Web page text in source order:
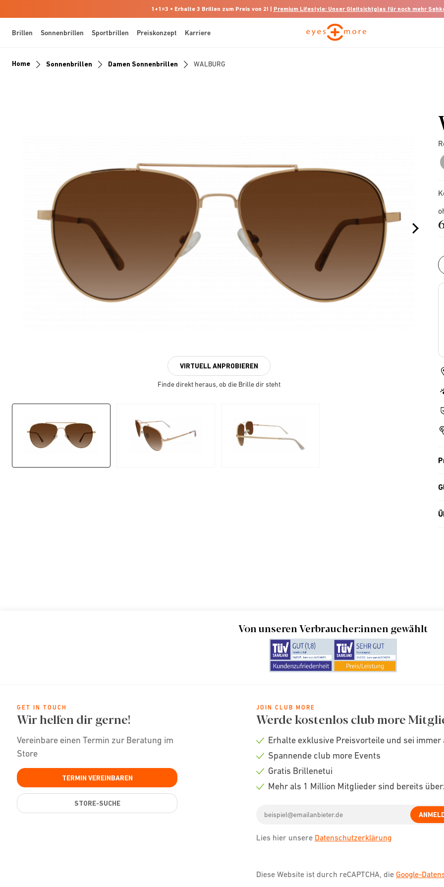
1+1=3 • Erhalte 3 Brillen zum Preis von 2! | Premium Lifestyle: Unser Gleitsichtglas für noch mehr
Brillen Sonnenbrillen Sportbrillen Preiskonzept Karriere
Home Sonnenbrillen Damen Sonnenbrillen WALBURG
VIRTUELL ANPROBIEREN
Finde direkt heraus, ob die Brille dir steht
Von unseren Verbraucher:innen gewählt
GET IN TOUCH
Wir helfen dir gerne!
Vereinbare einen Termin zur Beratung im
Store
TERMIN VEREINBAREN
STORE-SUCHE
JOIN CLUB MORE
Werde kostenlos club more
Check
Erhalte exklusive Preisvorteile und sei
Check
Spannende club more Events
Check
Gratis Brillenetui
Mehr als 1 Million Mitglieder sind bereits
address
Lies hier unsere Datenschutzerklärung
Diese Website ist durch reCAPTCHA, die Google-